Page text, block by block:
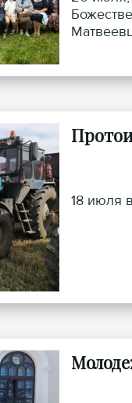
18 июля